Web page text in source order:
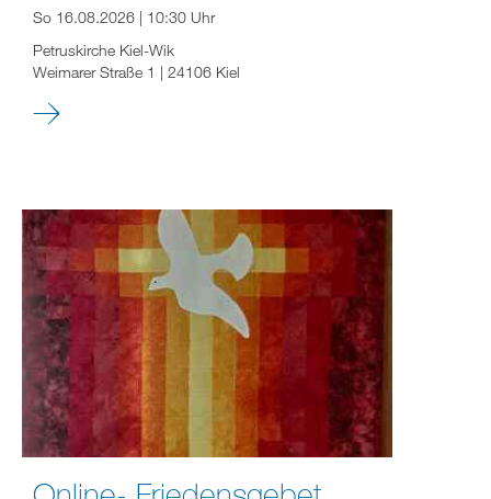
So 16.08.2026 | 10:30 Uhr
Petruskirche Kiel-Wik
Weimarer Straße 1 | 24106 Kiel